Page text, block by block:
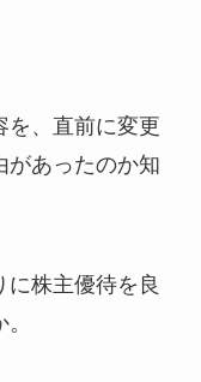
を、直前に変更
があったのか知
株主優待を良